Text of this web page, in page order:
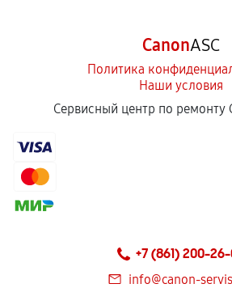
CanonASC
Политика
Наши условия
Сервисный центр по ремонту
+7 (861) 200-
info@canon-